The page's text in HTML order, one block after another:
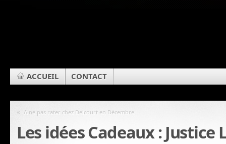
ACCUEIL CONTACT
« A ne pas rater chez Delcourt en Décembre
Les idées Cadeaux : Justice